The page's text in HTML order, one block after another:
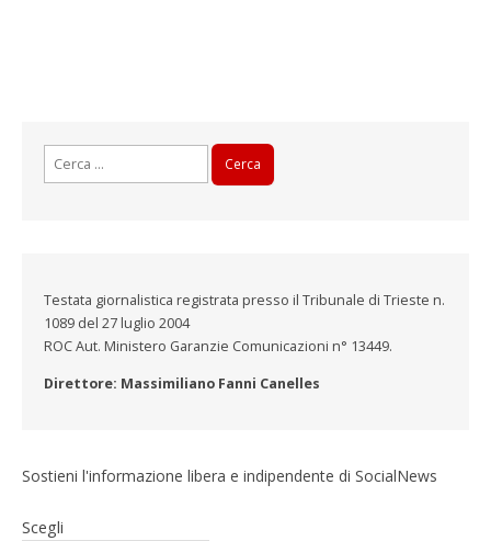
Testata giornalistica registrata presso il Tribunale di Trieste n.
1089 del 27 luglio 2004
ROC Aut. Ministero Garanzie Comunicazioni n° 13449.
Direttore: Massimiliano Fanni Canelles
Sostieni l'informazione libera e indipendente di SocialNews
Scegli